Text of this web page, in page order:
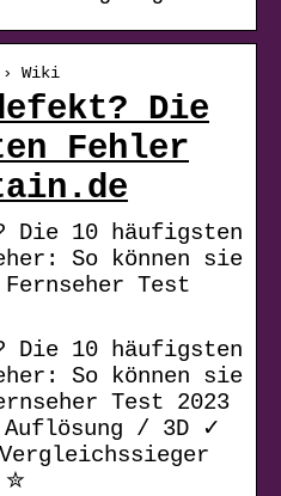
Wiki
Die
Fehler
Die 10 häufigsten
So können sie
Fernseher Test
Die 10 häufigsten
So können sie
Test 2023
/ 3D ✓
✮